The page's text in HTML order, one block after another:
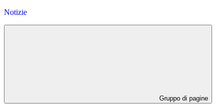
Notizie
Gruppo di pagine